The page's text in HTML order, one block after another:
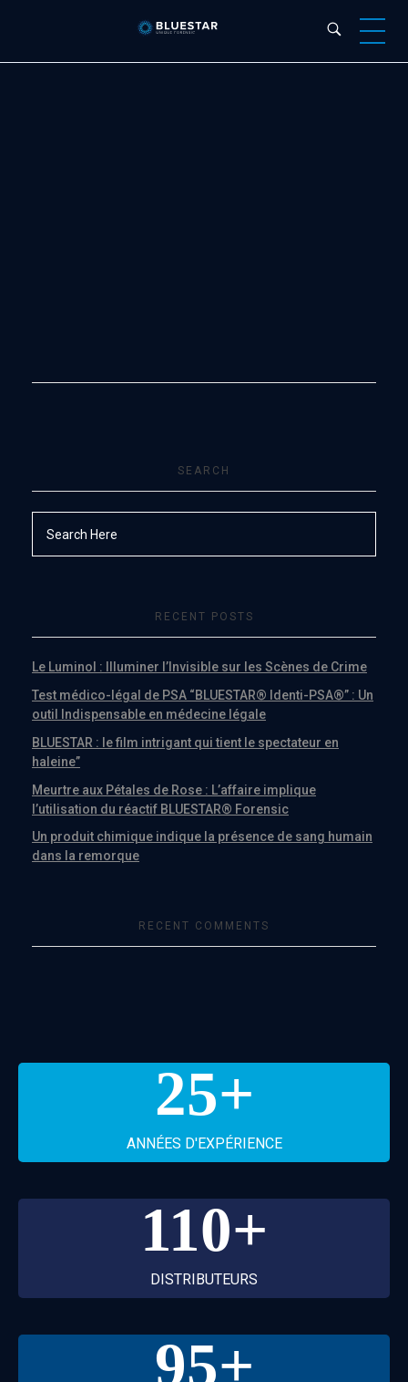
SEARCH
RECENT POSTS
Le Luminol : Illuminer l’Invisible sur les Scènes de Crime
Test médico-légal de PSA “BLUESTAR® Identi-PSA®” : Un
outil Indispensable en médecine légale
BLUESTAR : le film intrigant qui tient le spectateur en
haleine”
Meurtre aux Pétales de Rose : L’affaire implique
l’utilisation du réactif BLUESTAR® Forensic
Un produit chimique indique la présence de sang humain
dans la remorque
RECENT COMMENTS
25+
ANNÉES D'EXPÉRIENCE
110+
DISTRIBUTEURS
95+